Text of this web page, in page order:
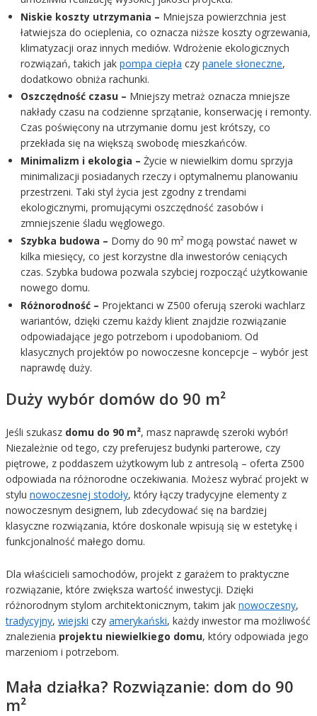
Niskie koszty utrzymania – Mniejsza powierzchnia jest
łatwiejsza do ocieplenia, co oznacza niższe koszty ogrzewania,
klimatyzacji oraz innych mediów. Wdrożenie ekologicznych
rozwiązań, takich jak pompa ciepła czy panele słoneczne,
dodatkowo obniża rachunki.
Oszczędność czasu – Mniejszy metraż oznacza mniejsze
nakłady czasu na codzienne sprzątanie, konserwację i remonty.
Czas poświęcony na utrzymanie domu jest krótszy, co
przekłada się na większą swobodę mieszkańców.
Minimalizm i ekologia – Życie w niewielkim domu sprzyja
minimalizacji posiadanych rzeczy i optymalnemu planowaniu
przestrzeni. Taki styl życia jest zgodny z trendami
ekologicznymi, promującymi oszczędność zasobów i
zmniejszenie śladu węglowego.
Szybka budowa – Domy do 90 m² mogą powstać nawet w
kilka miesięcy, co jest korzystne dla inwestorów ceniących
czas. Szybka budowa pozwala szybciej rozpocząć użytkowanie
nowego domu.
Różnorodność – Projektanci w Z500 oferują szeroki wachlarz
wariantów, dzięki czemu każdy klient znajdzie rozwiązanie
odpowiadające jego potrzebom i upodobaniom. Od
klasycznych projektów po nowoczesne koncepcje – wybór jest
naprawdę duży.
Duży wybór domów do 90 m²
Jeśli szukasz domu do 90 m², masz naprawdę szeroki wybór!
Niezależnie od tego, czy preferujesz budynki parterowe, czy
piętrowe, z poddaszem użytkowym lub z antresolą – oferta Z500
odpowiada na różnorodne oczekiwania. Możesz wybrać projekt w
stylu nowoczesnej stodoły, który łączy tradycyjne elementy z
nowoczesnym designem, lub zdecydować się na bardziej
klasyczne rozwiązania, które doskonale wpisują się w estetykę i
funkcjonalność małego domu.
Dla właścicieli samochodów, projekt z garażem to praktyczne
rozwiązanie, które zwiększa wartość inwestycji. Dzięki
różnorodnym stylom architektonicznym, takim jak nowoczesny,
tradycyjny, wiejski czy amerykański, każdy inwestor ma możliwość
znalezienia projektu niewielkiego domu, który odpowiada jego
marzeniom i potrzebom.
Mała działka? Rozwiązanie: dom do 90
m²